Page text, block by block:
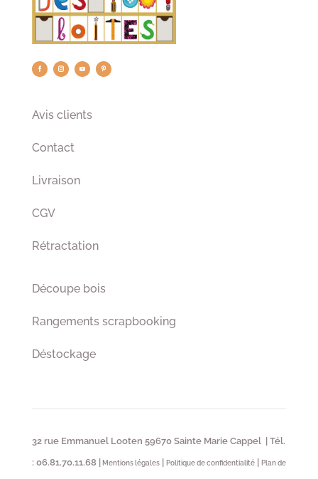
Avis clients
Contact
Livraison
CGV
Rétractation
Découpe bois
Rangements scrapbooking
Déstockage
32 rue Emmanuel Looten 59670 Sainte Marie Cappel | Tél.
: 06.81.70.11.68 |
Mentions légales| Politique de confidentialité| Plan de